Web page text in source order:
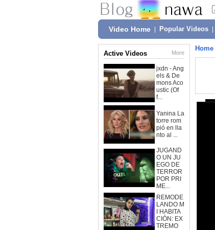
Video Home Popular Videos
Active Videos More
jxdn - Ang
els & De
mons Aco
ustic (Of
f...
Yanina La
torre rom
pió en lla
nto al ...
JUGAND
O UN JU
EGO DE
TERROR
POR PRI
ME...
REMODE
LANDO M
I HABITA
CIÓN: EX
TREMO
Home